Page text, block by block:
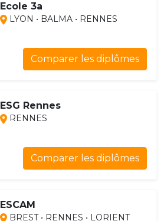
Ecole 3a
LYON • BALMA • RENNES
Comparer les diplômes
ESG Rennes
RENNES
Comparer les diplômes
ESCAM
BREST • RENNES • LORIENT